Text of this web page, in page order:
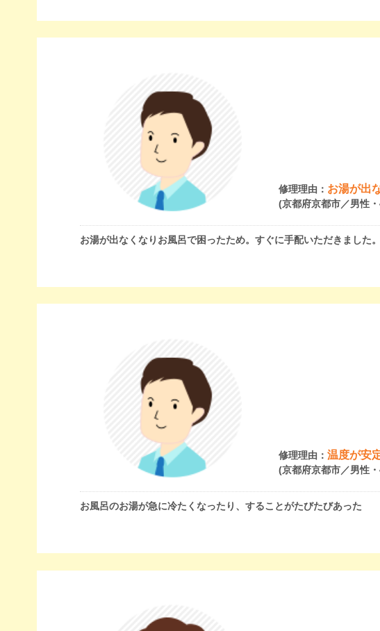
修理理由： お湯が出
(京都府京都市／男性
お湯が出なくなりお風呂で困ったため。すぐに手配いただきました。
修理理由：温度が安
(京都府京都市／男性
お風呂のお湯が急に冷たくなったり、することがたびたびあった